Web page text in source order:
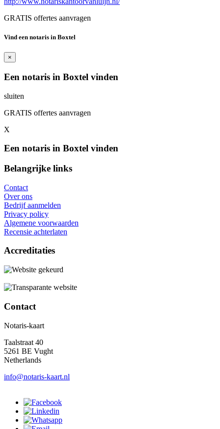
GRATIS offertes aanvragen
Vind een notaris in Boxtel
×
Een notaris in Boxtel vinden
sluiten
GRATIS offertes aanvragen
X
Een notaris in Boxtel vinden
Belangrijke links
Contact
Over ons
Bedrijf aanmelden
Privacy policy
Algemene voorwaarden
Recensie achterlaten
Accreditaties
Contact
Notaris-kaart
Taalstraat 40
5261 BE Vught
Netherlands
info@notaris-kaart.nl